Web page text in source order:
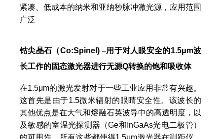
紧凑、低成本的纳米和亚纳秒脉冲激光源，应用范围
广泛
钴尖晶石（Co:Spinel) –用于对人眼安全的1.5μm波
长工作的固态激光器进行无源Q转换的饱和吸收体
在1.5μm的激光发射对于一些工业应用非常有兴趣。
这首先是由于1.5微米辐射的眼睛安全性。该波长的
其他优点是在大气和熔融石英波导中的高透明度，以
及敏感的室温光探测器（Ge和InGaAs光电二极管）